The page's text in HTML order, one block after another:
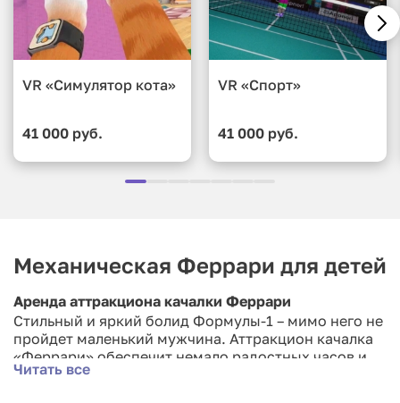
VR «Симулятор кота»
41 000 руб.
VR «Спорт»
41 000 руб.
Механическая Феррари для детей
Аренда аттракциона качалки Феррари
Стильный и яркий болид Формулы-1 – мимо него не
пройдет маленький мужчина. Аттракцион качалка
«Феррари» обеспечит немало радостных часов и
минут, так что Вы с трудом сможете отвлечь их от
Читать все